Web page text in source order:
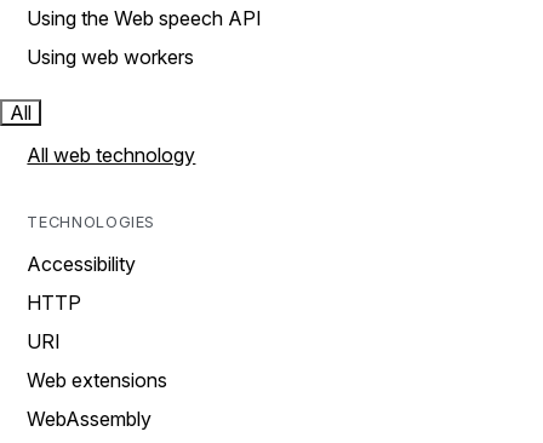
Using the Web speech API
Using web workers
All
All web technology
TECHNOLOGIES
Accessibility
HTTP
URI
Web extensions
WebAssembly